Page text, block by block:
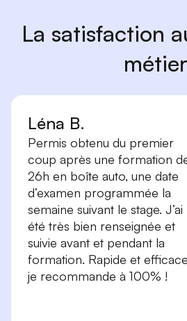
La satisfaction
métier
Léna B.
Permis obtenu du premier
coup après une formation
26h en boîte auto, une date
d’examen programmée la
semaine suivant le stage. J’ai
été très bien renseignée et
suivie avant et pendant la
formation. Rapide et
je recommande à 100% !